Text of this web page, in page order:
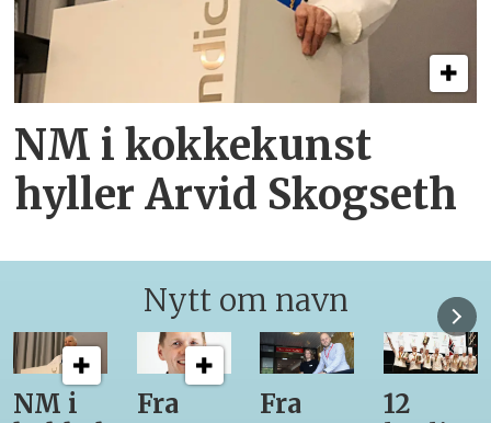
NM i kokkekunst
hyller Arvid Skogseth
Nytt om navn
Fra
Fra
12
Fra